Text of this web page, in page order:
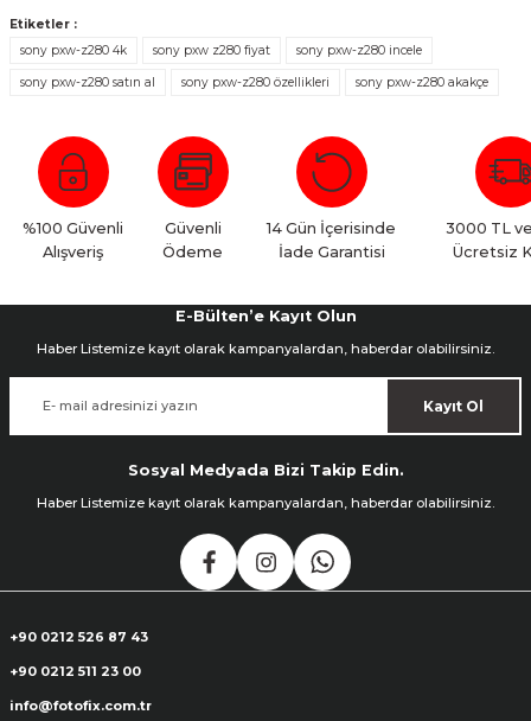
Bu ürüne ilk yorumu siz yapın!
Etiketler :
sony pxw-z280 4k
sony pxw z280 fiyat sony pxw-z280 incele
sony pxw-z280 satın al sony pxw-z280 özellikleri sony pxw-z280 akakçe
%100 Güvenli
Alışveriş
Güvenli
Ödeme
14 Gün İçerisinde
İade Garantisi
3000 TL
Ücretsiz
E-Bülten’e Kayıt Olun
Haber Listemize kayıt olarak kampanyalardan, haberdar olabilirsiniz.
Kayıt Ol
Sosyal Medyada Bizi Takip Edin.
Haber Listemize kayıt olarak kampanyalardan, haberdar olabilirsiniz.
+90 0212 526 87 43
+90 0212 511 23 00
info@fotofix.com.tr